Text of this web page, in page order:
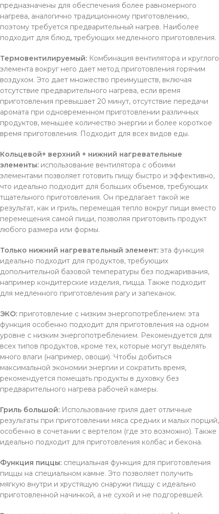
предназначены для обеспечения более равномерного
нагрева, аналогично традиционному приготовлению,
поэтому требуется предварительный нагрев. Наиболее
подходит для блюд, требующих медленного приготовления.
Термовентилируемый: Комбинация вентилятора и круглого
элемента вокруг него дает метод приготовления горячим
воздухом. Это дает множество преимуществ, включая
отсутствие предварительного нагрева, если время
приготовления превышает 20 минут, отсутствие передачи
аромата при одновременном приготовлении различных
продуктов, меньшее количество энергии и более короткое
время приготовления. Подходит для всех видов еды.
Кольцевой+ верхний + нижний нагревательные
элементы: использование вентилятора с обоими
элементами позволяет готовить пищу быстро и эффективно,
что идеально подходит для больших объемов, требующих
тщательного приготовления. Он предлагает такой же
результат, как и гриль, перемещая тепло вокруг пищи вместо
перемещения самой пищи, позволяя приготовить продукт
любого размера или формы.
Только нижний нагревательный элемент: эта функция
идеально подходит для продуктов, требующих
дополнительной базовой температуры без поджаривания,
например кондитерские изделия, пицца. Также подходит
для медленного приготовления рагу и запеканок.
ЭКО: приготовление с низким энергопотреблением: эта
функция особенно подходит для приготовления на одном
уровне с низким энергопотреблением. Рекомендуется для
всех типов продуктов, кроме тех, которые могут выделять
много влаги (например, овощи). Чтобы добиться
максимальной экономии энергии и сократить время,
рекомендуется помещать продукты в духовку без
предварительного нагрева рабочей камеры.
Гриль большой: Использование гриля дает отличные
результаты при приготовлении мяса средних и малых порций,
особенно в сочетании с вертелом (где это возможно). Также
идеально подходит для приготовления колбас и бекона.
Функция пиццы: специальная функция для приготовления
пиццы на специальном камне. Это позволяет получить
мягкую внутри и хрустящую снаружи пиццу с идеально
приготовленной начинкой, а не сухой и не подгоревшей.